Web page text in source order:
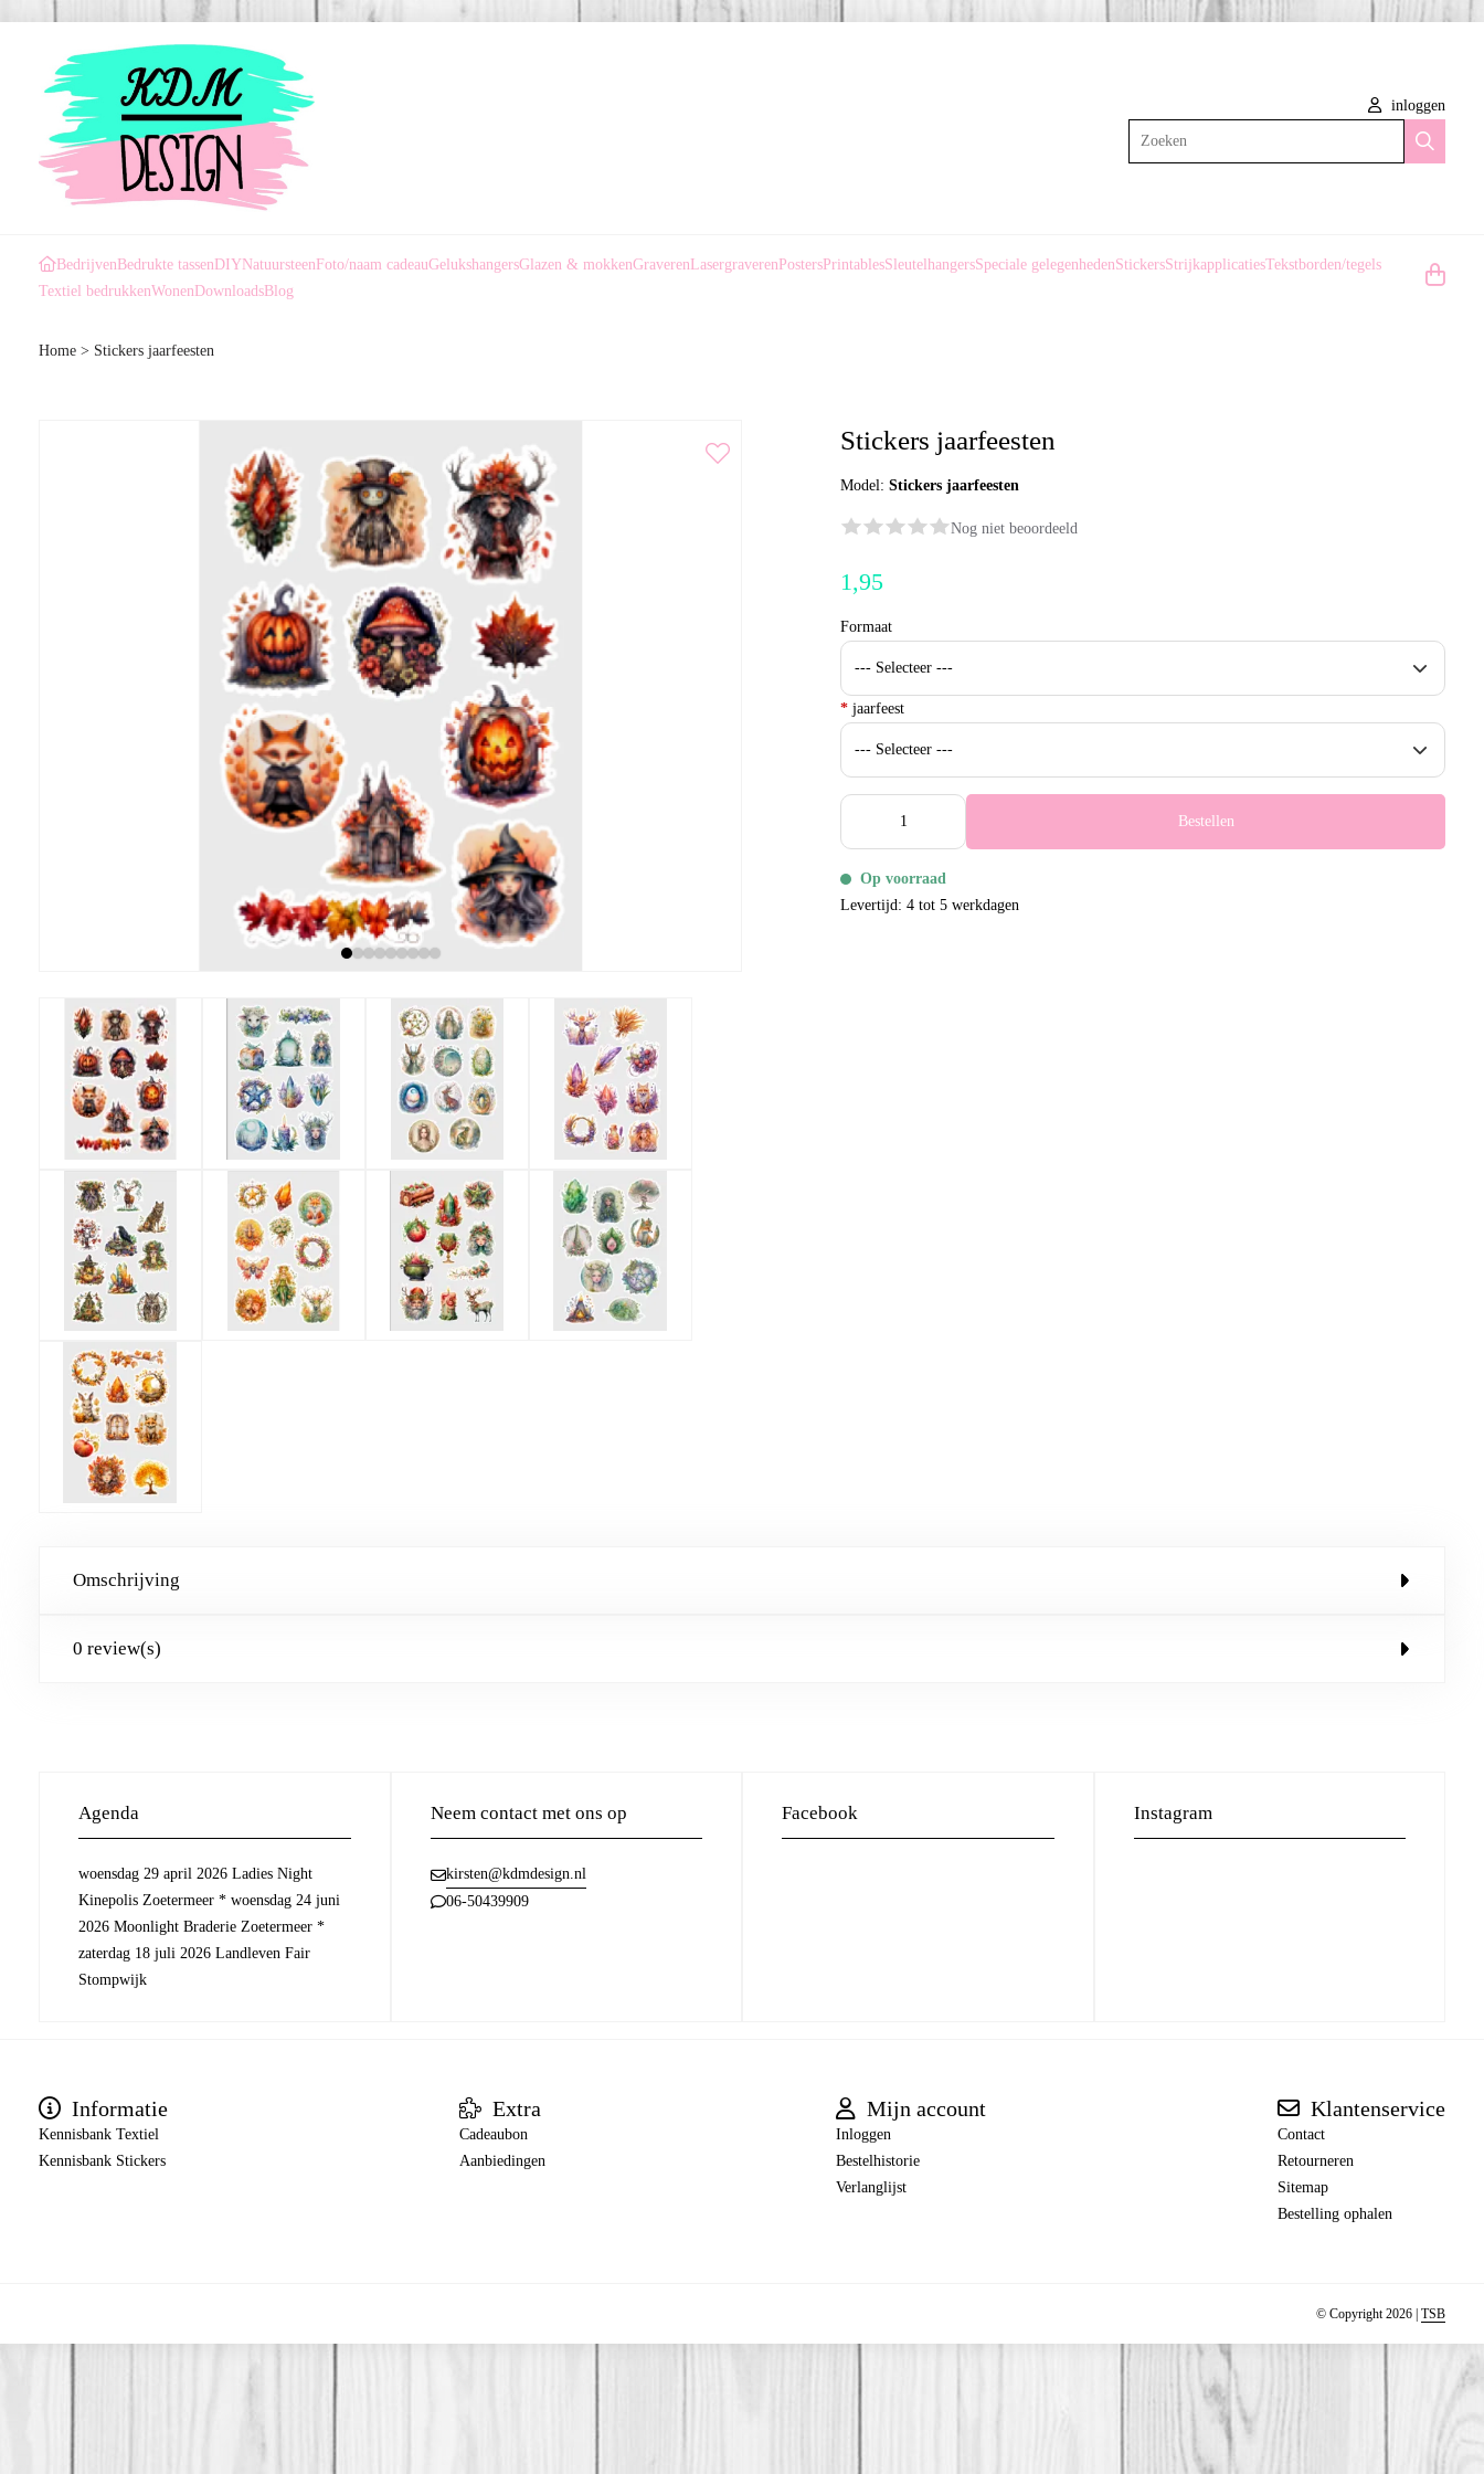
inloggen
BedrijvenBedrukte tassenDIYNatuursteenFoto/naam cadeauGelukshangersGlazen & mokkenGraverenLasergraverenPostersPrintablesSleutelhangersSpeciale gelegenhedenStickersStrijkapplicatiesTekstborden/tegels
Textiel bedrukkenWonenDownloadsBlog
Home > Stickers jaarfeesten
Stickers jaarfeesten
Model:Stickers jaarfeesten
Nog niet beoordeeld
1,95
Formaat
* jaarfeest
Bestellen
Op voorraad
Levertijd: 4 tot 5 werkdagen
Omschrijving
0 review(s)
Agenda
woensdag 29 april 2026 Ladies Night
Kinepolis Zoetermeer * woensdag 24 juni
2026 Moonlight Braderie Zoetermeer *
zaterdag 18 juli 2026 Landleven Fair
Stompwijk
Neem contact met ons op
kirsten@kdmdesign.nl
06-50439909
Facebook Instagram
Informatie
Kennisbank Textiel
Kennisbank Stickers
Extra
Cadeaubon
Aanbiedingen
Mijn account
Inloggen
Bestelhistorie
Verlanglijst
Klantenservice
Contact
Retourneren
Sitemap
Bestelling ophalen
© Copyright 2026 | TSB